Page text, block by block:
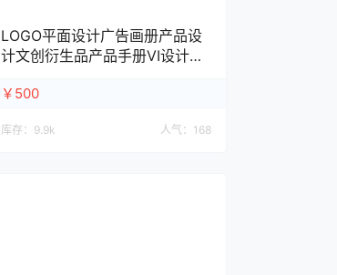
LOGO平面设计广告画册产品设
计文创衍生品产品手册VI设计UI
￥500
库存： 9.9k 人气： 168